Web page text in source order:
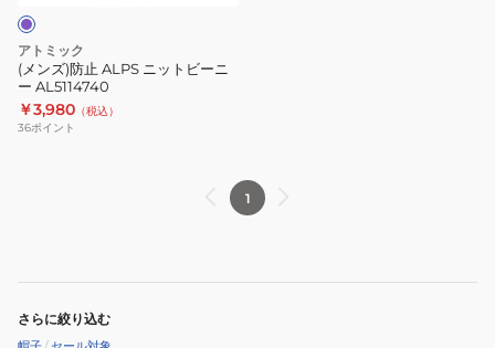
ト
ビ
ー
ニ
ー
アトミック
(メンズ)防止 ALPS ニットビーニ
ー AL5114740
￥3,980 （税込）
36ポイント
1
さらに絞り込む